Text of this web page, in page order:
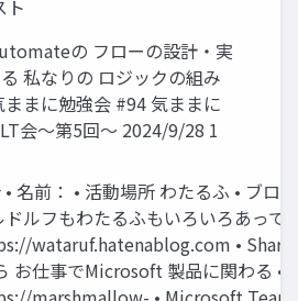
ト
の フローの設計・実
私なりの ロジックの組み
まに勉強会 #94 気ままに
会～第5回～ 2024/9/28 1
名前： • 活動場所 わたるふ • ブロ
ルフもわたるふもいろいろあって
wataruf.hatenablog.com •
お仕事でMicrosoft 製品に関わる •